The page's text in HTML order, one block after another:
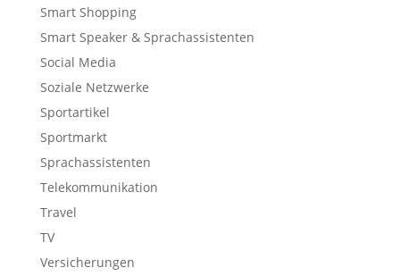
Smart Shopping
Smart Speaker & Sprachassistenten
Social Media
Soziale Netzwerke
Sportartikel
Sportmarkt
Sprachassistenten
Telekommunikation
Travel
TV
Versicherungen